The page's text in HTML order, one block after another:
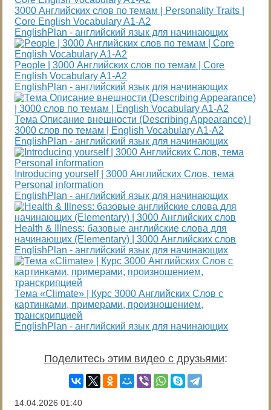
3000 Английских слов по темам | Personality Traits |
Core English Vocabulary A1-A2
EnglishPlan - английский язык для начинающих
People | 3000 Английских слов по темам | Core
English Vocabulary A1-A2
EnglishPlan - английский язык для начинающих
Тема Описание внешности (Describing Appearance) |
3000 слов по темам | English Vocabulary A1-A2
EnglishPlan - английский язык для начинающих
Introducing yourself | 3000 Английских Слов, тема
Personal information
EnglishPlan - английский язык для начинающих
Health & Illness: базовые английские слова для
начинающих (Elementary) | 3000 Английских слов
EnglishPlan - английский язык для начинающих
Тема «Climate» | Курс 3000 Английских Слов с
картинками, примерами, произношением,
транскрипцией
EnglishPlan - английский язык для начинающих
Поделитесь этим видео с друзьями:
14.04.2026 01:40